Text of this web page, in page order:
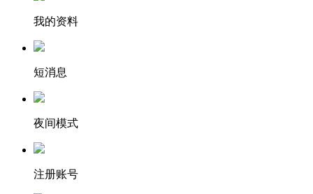
我的资料
短消息
夜间模式
注册账号